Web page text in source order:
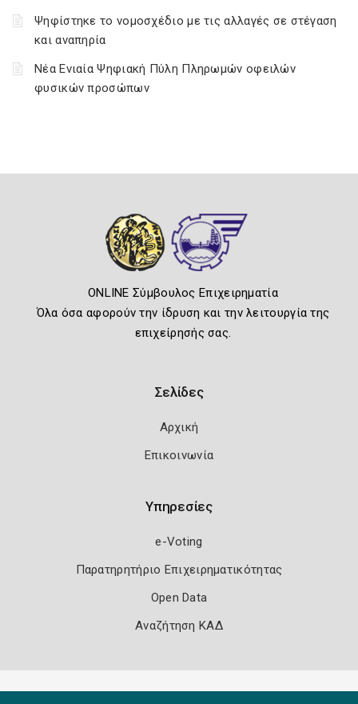
Ψηφίστηκε το νομοσχέδιο με τις αλλαγές σε στέγαση
και αναπηρία
Νέα Ενιαία Ψηφιακή Πύλη Πληρωμών οφειλών
φυσικών προσώπων
ONLINE Σύμβουλος Επιχειρηματία
Όλα όσα αφορούν την ίδρυση και την λειτουργία της
επιχείρησής σας.
Σελίδες
Αρχική
Επικοινωνία
Υπηρεσίες
e-Voting
Παρατηρητήριο Επιχειρηματικότητας
Open Data
Αναζήτηση ΚΑΔ